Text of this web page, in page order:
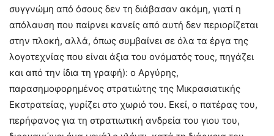
συγγνώμη από όσους δεν τη διάβασαν ακόμη, γιατί η
απόλαυση που παίρνει κανείς από αυτή δεν περιορίζεται
στην πλοκή, αλλά, όπως συμβαίνει σε όλα τα έργα της
λογοτεχνίας που είναι άξια του ονόματός τους, πηγάζει
και από την ίδια τη γραφή): ο Αργύρης,
παρασημοφορημένος στρατιώτης της Μικρασιατικής
Εκστρατείας, γυρίζει στο χωριό του. Εκεί, ο πατέρας του,
περήφανος για τη στρατιωτική ανδρεία του γιου του,